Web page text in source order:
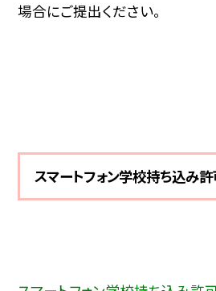
場合にご提出ください。
スマートフォン学校持ち込み